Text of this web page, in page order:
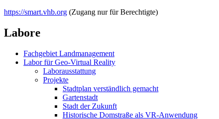
https://smart.vhb.org (Zugang nur für Berechtigte)
Labore
Fachgebiet Landmanagement
Labor für Geo-Virtual Reality
Laborausstattung
Projekte
Stadtplan verständlich gemacht
Gartenstadt
Stadt der Zukunft
Historische Domstraße als VR-Anwendung